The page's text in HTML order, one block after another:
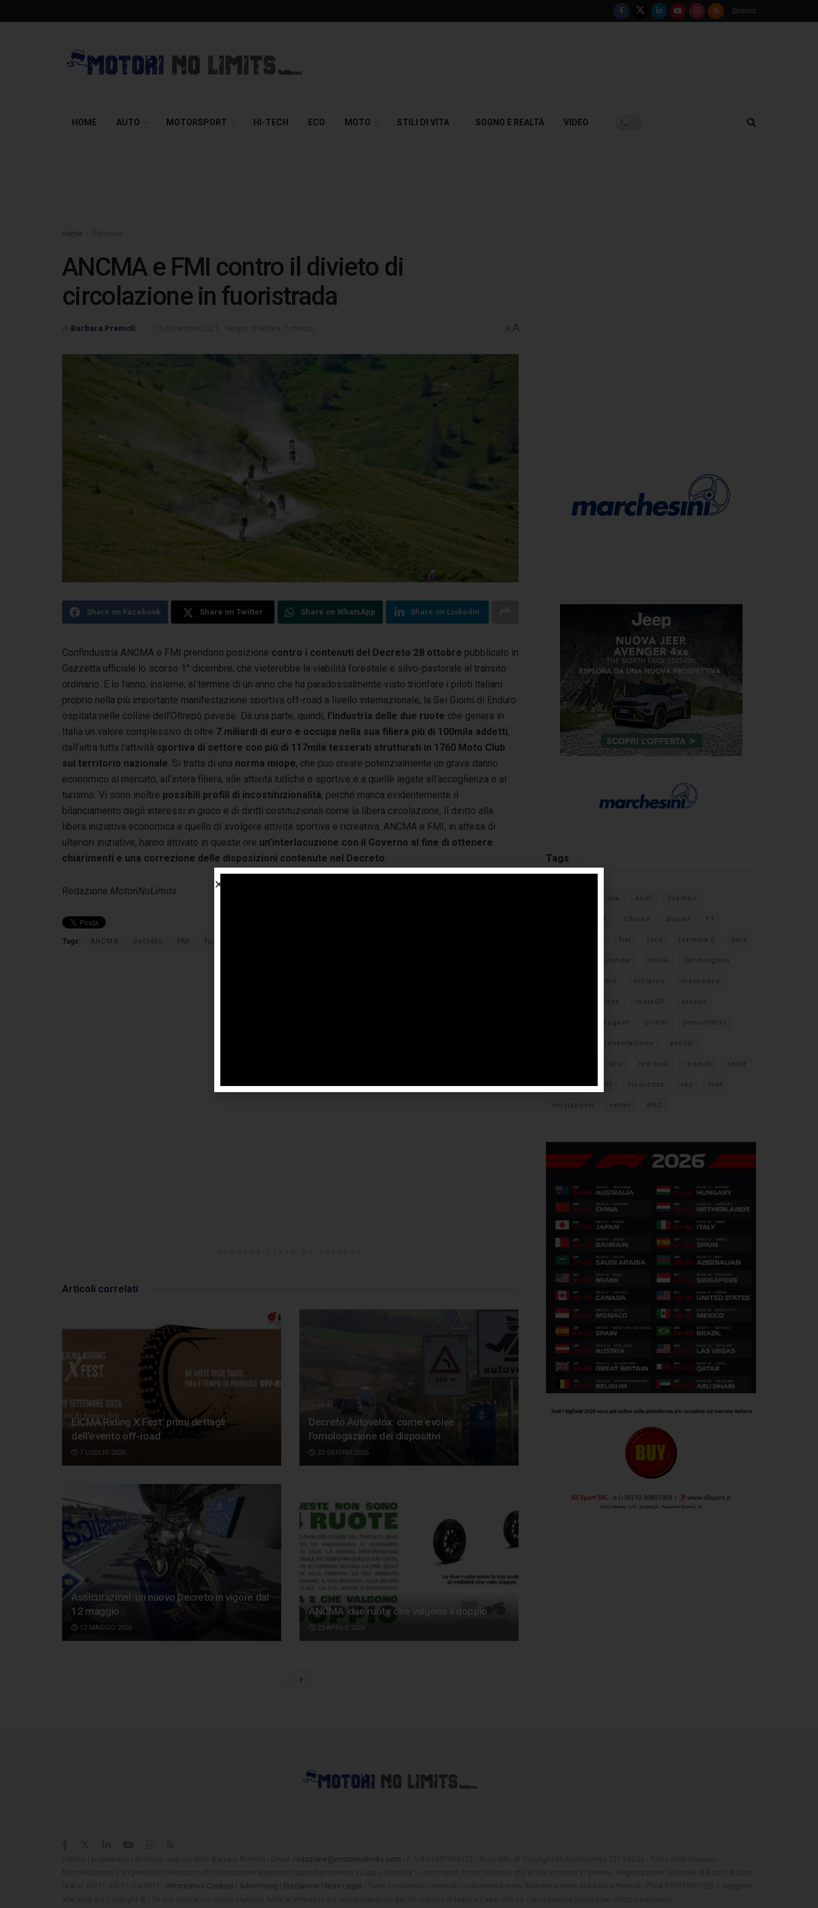
Scrivici
HOME AUTO MOTORSPORT HI-TECH ECO MOTO STILI DI VITA SOGNO E REALTÀ VIDEO
Home
ANCMA e FMI contro il divieto di
circolazione in fuoristrada
Barbara Premoli A A
Share on Facebook Share on Twitter Share on WhatsApp Share on Linkedin
Confindustria ANCMA e FMI prendono posizione contro i contenuti del Decreto 28 ottobre pubblicato in
Gazzetta ufficiale lo scorso 1° dicembre, che vieterebbe la viabilità forestale e silvo-pastorale al transito
ordinario. E lo fanno, insieme, al termine di un anno che ha paradossalmente visto trionfare i piloti italiani
proprio nella più importante manifestazione sportiva off-road a livello internazionale, la Sei Giorni di Enduro
ospitata nelle colline dell’Oltrepò pavese. Da una parte, quindi, l’industria delle due ruote che genera in
Italia un valore complessivo di oltre 7 miliardi di euro e occupa nella sua filiera più di 100mila addetti,
dall’altra tutta l’attività sportiva di settore con più di 117mila tesserati strutturati in 1760 Moto Club
sul territorio nazionale . Si tratta di una norma miope, che può creare potenzialmente un grave danno
economico al mercato, all’intera filiera, alle attività ludiche e sportive e a quelle legate all’accoglienza e al
turismo. Vi sono inoltre possibili profili di incostituzionalità, perché manca evidentemente il
bilanciamento degli interessi in gioco e di diritti costituzionali come la libera circolazione, il diritto alla
libera iniziativa economica e quello di svolgere attività sportiva e ricreativa. ANCMA e FMI, in attesa di
ulteriori iniziative, hanno attivato in queste ore un’interlocuzione con il Governo al fine di ottenere
chiarimenti e una correzione delle disposizioni contenute nel Decreto.
Redazione MotoriNoLimits
Tags: ANCMA decreto FMI fuoristrada
Articoli correlati
EICMA Riding X Fest: primi dettagli
dell’evento off-road
7 LUGLIO 2026
Decreto Autovelox: come evolve
l’omologazione dei dispositivi
22 GIUGNO 2026
Assicurazioni: un nuovo Decreto in vigore dal
12 maggio
12 MAGGIO 2026
ANCMA: due ruote che valgono il doppio
23 APRILE 2026
Tags
anteprima audi brembo
caratteristiche citroen ducati F1
fiat ford formula E gara
hyundai imola lamborghini
libere mclaren mercedes
monza motoGP nissan
peugeot pirelli pneumatici
presentazione prezzi
rally red bull renault sainz
sebastian vettel sicurezza sky test
verstappen vettel WEC
redazione@motorinolimits.com
Informativa Cookies Advertising Disclaimer Note Legali